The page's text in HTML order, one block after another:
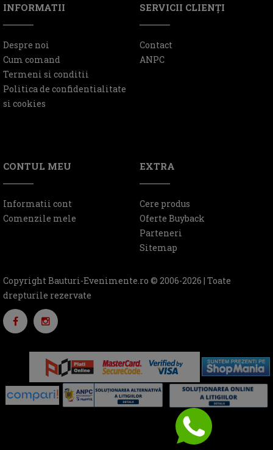
INFORMATII
Despre noi
Cum comand
Termeni si conditii
Politica de confidentialitate
si cookies
SERVICII CLIENŢI
Contact
ANPC
CONTUL MEU
Informatii cont
Comenzile mele
EXTRA
Cere produs
Oferte Buyback
Parteneri
Sitemap
Copyright Bauturi-Evenimente.ro © 2006-2026 | Toate
drepturile rezervate